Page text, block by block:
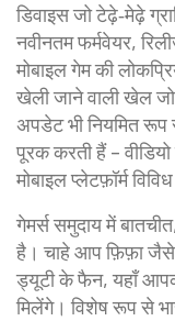
डिवाइस जो टेढ़े‑मेढ़े
नवीनतम फर्मवेयर,
मोबाइल गेम की
खेली जाने वाली खेल
अपडेट भी नियमित
पूरक करती हैं –
मोबाइल प्लेटफ़ॉर्म
गेमर्स समुदाय में
है। चाहे आप फ़िफ़ा
ड्यूटी के फैन, यहाँ
मिलेंगे। विशेष रूप से